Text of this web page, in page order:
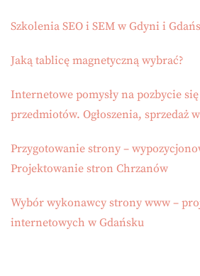
Szkolenia SEO i SEM w Gdyni i
Jaką tablicę magnetyczną wybrać?
Internetowe pomysły na pozbycie
przedmiotów. Ogłoszenia, sprzedaż
Przygotowanie strony –
Projektowanie stron Chrzanów
Wybór wykonawcy strony www –
internetowych w Gdańsku